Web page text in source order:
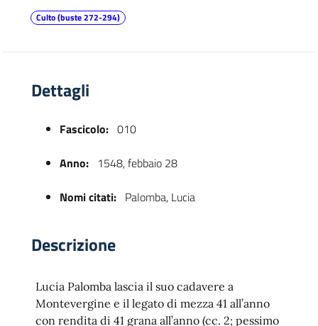
Culto (buste 272-294)
Dettagli
Fascicolo: 010
Anno: 1548, febbaio 28
Nomi citati: Palomba, Lucia
Descrizione
Lucia Palomba lascia il suo cadavere a
Montevergine e il legato di mezza 41 all’anno
con rendita di 41 grana all’anno (cc. 2; pessimo